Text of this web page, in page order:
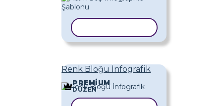
Renk Bloğu İnfografik
PREMIUM
DÜZEN